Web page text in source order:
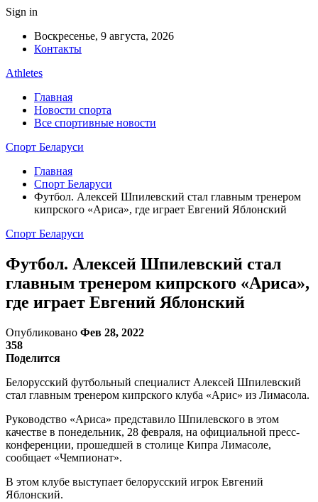
Sign in
Воскресенье, 9 августа, 2026
Контакты
Athletes
Главная
Новости спорта
Все спортивные новости
Спорт Беларуси
Главная
Спорт Беларуси
Футбол. Алексей Шпилевский стал главным тренером
кипрского «Ариса», где играет Евгений Яблонский
Спорт Беларуси
Футбол. Алексей Шпилевский стал
главным тренером кипрского «Ариса»,
где играет Евгений Яблонский
Опубликовано Фев 28, 2022
358
Поделится
Белорусский футбольный специалист Алексей Шпилевский
стал главным тренером кипрского клуба «Арис» из Лимасола.
Руководство «Ариса» представило Шпилевского в этом
качестве в понедельник, 28 февраля, на официальной пресс-
конференции, прошедшей в столице Кипра Лимасоле,
сообщает «Чемпионат».
В этом клубе выступает белорусский игрок Евгений
Яблонский.